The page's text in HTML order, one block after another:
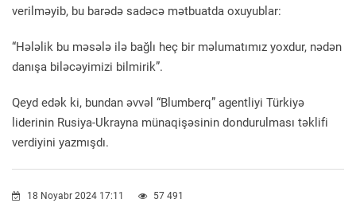
verilməyib, bu barədə sadəcə mətbuatda oxuyublar:
“Hələlik bu məsələ ilə bağlı heç bir məlumatımız yoxdur, nədən
danışa biləcəyimizi bilmirik”.
Qeyd edək ki, bundan əvvəl “Blumberq” agentliyi Türkiyə
liderinin Rusiya-Ukrayna münaqişəsinin dondurulması təklifi
verdiyini yazmışdı.
18 Noyabr 2024 17:11 57 491